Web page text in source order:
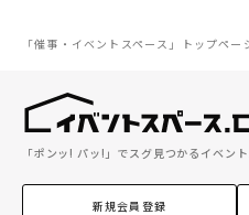
「催事・イベントスペース」トップペー
「ポンッ! パッ!」でスグ見つかるイベン
新規会員登録